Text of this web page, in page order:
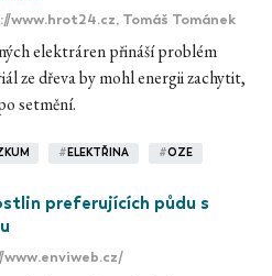
www.hrot24.cz, Tomáš Tománek
elektráren přináší problém
ze dřeva by mohl energii zachytit,
setmění.
# ELEKTŘINA #OZE
preferujících půdu s